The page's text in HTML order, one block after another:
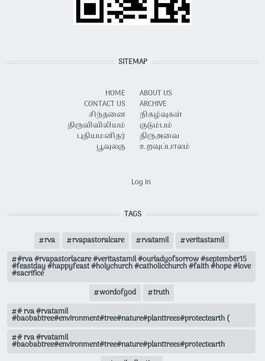
SITEMAP
HOME
CONTACT US
சிந்தனை
திருவிவிலியம்
புதியமனிதர்
பூவுலகு
ABOUT US
ARCHIVE
நிகழ்வுகள்
குடும்பம்
திருஅவை
உறவுப்பாலம்
Log in
TAGS
rva rvapastoralcare rvatamil
veritastamil
#rva #rvapastorlacare #veritastamil #ourladyofsorrow #september15
#feastday #happyfeast #holychurch #catholicchurch #faith #hope #love
#sacrifice
wordofgod
truth
# rva #rvatamil
#baobabtree#environment#tree#nature#planttrees#protectearth (
# rva #rvatamil
#baobabtree#environment#tree#nature#planttrees#protectearth